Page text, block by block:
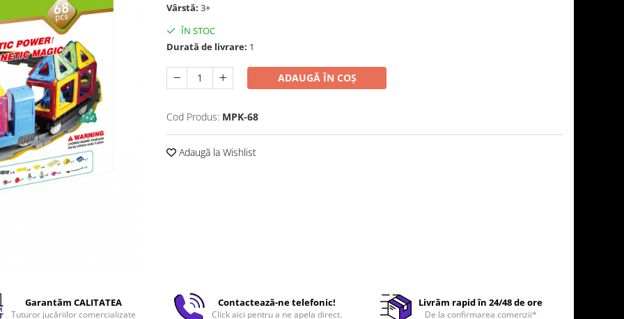
Vârstă: 3+
ÎN STOC
Durată de livrare: 1
ADAUGĂ ÎN COȘ
Cod Produs: MPK-68
Adaugă la Wishlist
Garantăm CALITATEA
Tuturor jucăriilor comercializate
Contactează-ne telefonic!
Click aici pentru a ne apela direct.
Livrăm rapid în 24/48 de ore
De la confirmarea comenzii*